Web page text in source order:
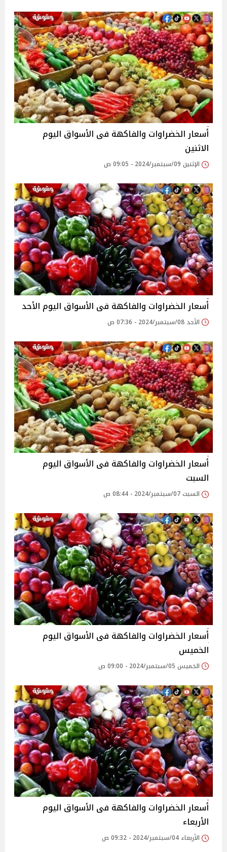
أسعار الخضراوات والفاكهة فى الأسواق‎‎ اليوم
الاثنين
الإثنين 09/سبتمبر/2024 - 09:05 ص
أسعار الخضراوات والفاكهة فى الأسواق‎‎ اليوم الأحد
الأحد 08/سبتمبر/2024 - 07:36 ص
أسعار الخضراوات والفاكهة فى الأسواق‎‎ اليوم
السبت
السبت 07/سبتمبر/2024 - 08:44 ص
أسعار الخضراوات والفاكهة فى الأسواق‎‎ اليوم
الخميس
الخميس 05/سبتمبر/2024 - 09:00 ص
أسعار الخضراوات والفاكهة فى الأسواق‎‎ اليوم
الأربعاء
الأربعاء 04/سبتمبر/2024 - 09:32 ص